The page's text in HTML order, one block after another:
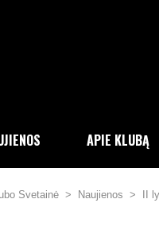
APIE KLUBĄ
Svetainė > Naujienos > II